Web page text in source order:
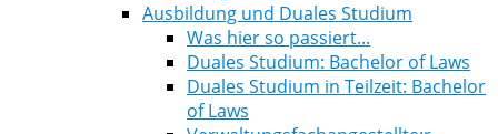
Ausbildung und Duales Studium
Was hier so passiert...
Duales Studium: Bachelor of Laws
Duales Studium in Teilzeit: Bachelor
of Laws